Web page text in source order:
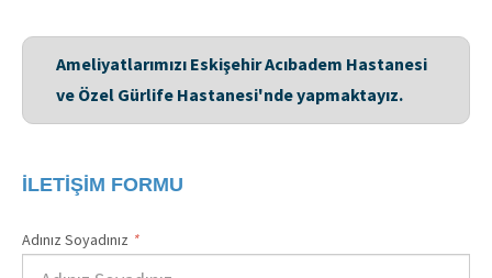
Ameliyatlarımızı Eskişehir Acıbadem Hastanesi
ve Özel Gürlife Hastanesi'nde yapmaktayız.
İLETİŞİM FORMU
Adınız Soyadınız *